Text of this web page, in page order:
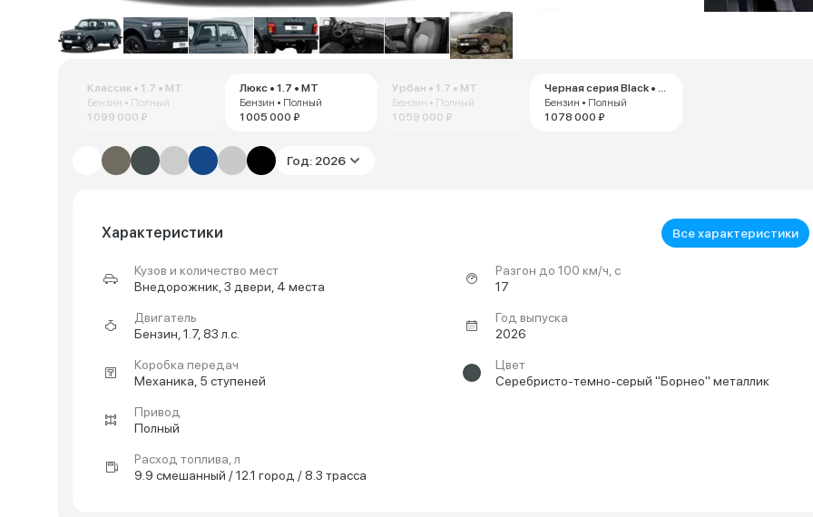
Классик • 1.7 • MT
Бензин • Полный
1 099 000 ₽
Люкс • 1.7 • MT
Бензин • Полный
1 005 000 ₽
Урбан • 1.7 • MT
Бензин • Полный
1 059 000 ₽
Черная серия Black • 1.7 • MT
Бензин • Полный
1 078 000 ₽
Год: 2026
Характеристики Все характеристики
Кузов и количество мест
Внедорожник, 3 двери, 4 места
Двигатель
Бензин, 1.7, 83 л.с.
Коробка передач
Механика, 5 ступеней
Привод
Полный
Расход топлива, л
9.9 смешанный / 12.1 город / 8.3 трасса
Разгон до 100 км/ч, с
17
Год выпуска
2026
Цвет
Серебристо-темно-серый "Борнео" металлик